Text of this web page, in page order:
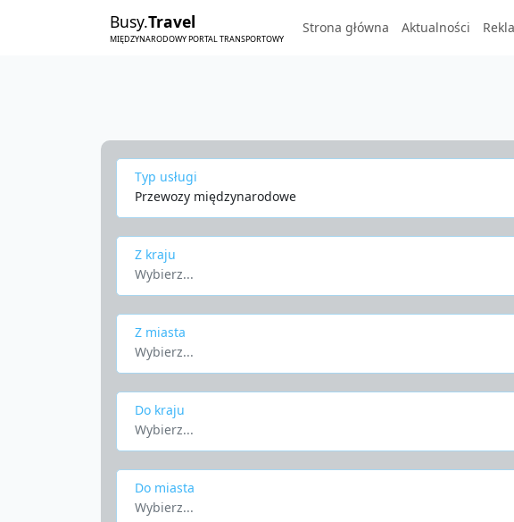
Busy.Travel
MIĘDZYNARODOWY PORTAL TRANSPORTOWY
Strona główna Aktualności
Typ usługi
Przewozy międzynarodowe
Z kraju
Wybierz...
Z miasta
Wybierz...
Do kraju
Wybierz...
Do miasta
Wybierz...